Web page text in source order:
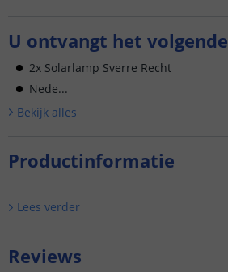
U ontvangt het volgende
2x Solarlamp Sverre Recht
Nede...
Bekijk alles
Productinformatie
Lees verder
Reviews